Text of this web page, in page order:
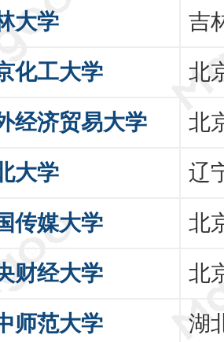
大学 吉
化工大学 北
经济贸易大学 北
大学 辽
传媒大学 北
财经大学 北
师范大学 湖